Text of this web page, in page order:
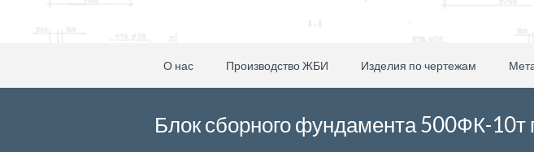
О нас Производство ЖБИ Изделия по чертежам
Блок сборного фундамента 500ФК-10т